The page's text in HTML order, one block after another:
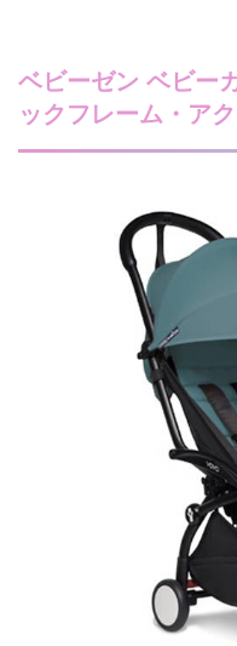
ベビーゼン ベビ
ックフレーム・ア